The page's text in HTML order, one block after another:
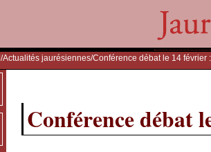
/Actualités jaurésiennes/Conférence débat le 14 février
Conférence débat